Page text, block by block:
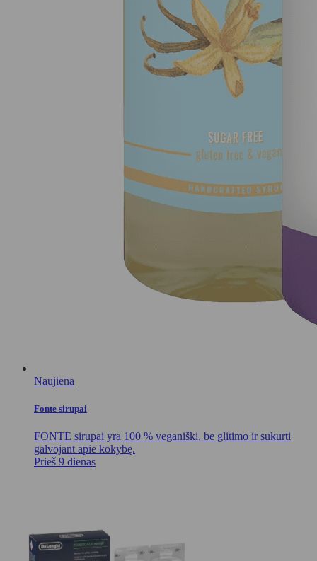
Naujiena
Fonte sirupai
FONTE sirupai yra 100 % veganiški, be glitimo ir sukurti
galvojant apie kokybę.
Prieš 9 dienas